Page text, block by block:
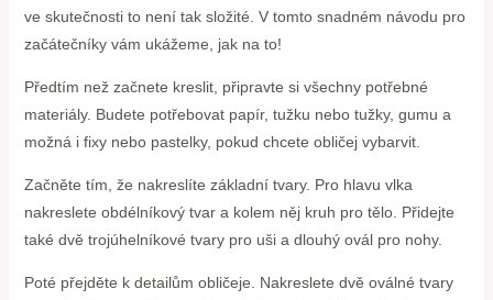
ve skutečnosti to není tak složité. V tomto snadném návodu pro
začátečníky vám ukážeme, jak na to!
Předtím než začnete kreslit, připravte si všechny potřebné
materiály. Budete potřebovat papír, tužku nebo tužky, gumu a
možná i fixy nebo pastelky, pokud chcete obličej vybarvit.
Začněte tím, že nakreslíte základní tvary. Pro hlavu vlka
nakreslete obdélníkový tvar a kolem něj kruh pro tělo. Přidejte
také dvě trojúhelníkové tvary pro uši a dlouhý ovál pro nohy.
Poté přejděte k detailům obličeje. Nakreslete dvě oválné tvary